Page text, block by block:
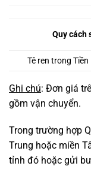
Quy cách
Tê ren trong
Ghi chú: Đơn giá
gồm vận chuyển.
Trong trường hợp
Trung hoặc miền
tỉnh đó hoặc gửi